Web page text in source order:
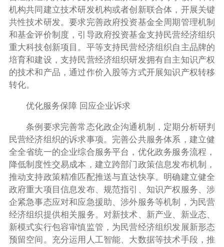
机构共同建立技术研发机构或者创新联合体，开展关键
共性技术研发。要求完善政府投资基金全周期管理机制
和基金评价制度，引导政府投资基金支持民营经济组织
重大科技创新项目。平等支持民营经济组织自主品牌的
培育和建设，支持民营经济组织研发拥有自主知识产权
的技术和产品，通过作价入股等方式开展知识产权转移
转化。
优化服务保障 回应企业诉求
条例要求完善常态化政企沟通机制，定期分析研判
民营经济组织的诉求事项。完善公共服务体系，建立健
全全省统一的企业综合服务平台，优化政务服务流程，
降低制度性交易成本，建立跨部门政策信息发布机制，
推动支持政策精准匹配推送与直达快享。明确建立健全
政府重大项目信息发布、规范指引、知识产权服务、涉
企紧急事态应对和应急援助、涉外服务等机制，为民营
经济组织提供相关服务。对新技术、新产业、新业态、
新模式实行包容审慎监管，为民营经济组织发展新形态
预留空间。充分运用人工智能、大数据等技术手段，推